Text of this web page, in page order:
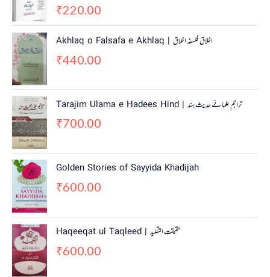
₹220.00
Akhlaq o Falsafa e Akhlaq | اخلاق فلسفہ اخلاق
₹440.00
Tarajim Ulama e Hadees Hind | تراجم علمائے حديث ہند
₹700.00
Golden Stories of Sayyida Khadijah
₹600.00
Haqeeqat ul Taqleed | حقیقت التقلید
₹600.00